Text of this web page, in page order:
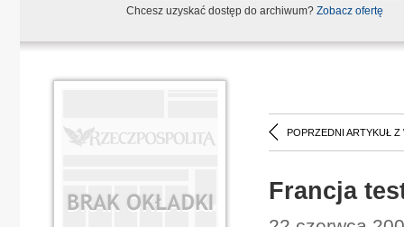
Chcesz uzyskać dostęp do archiwum? Zobacz ofertę
POPRZEDNI ARTYKUŁ Z
Francja